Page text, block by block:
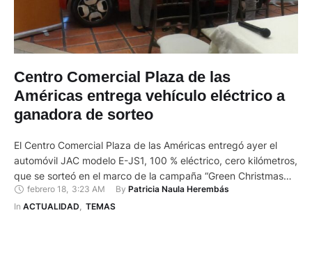
Centro Comercial Plaza de las
Américas entrega vehículo eléctrico a
ganadora de sorteo
El Centro Comercial Plaza de las Américas entregó ayer el
automóvil JAC modelo E-JS1, 100 % eléctrico, cero kilómetros,
que se sorteó en el marco de la campaña “Green Christmas
2022”. La ganadora fue Emily Dayana Bron Mera, quien se
mostró emocionada. “Estoy muy contenta. Es una bendición
febrero 18 3:23 AM By Patricia Naula Herembás
In ACTUALIDAD, TEMAS